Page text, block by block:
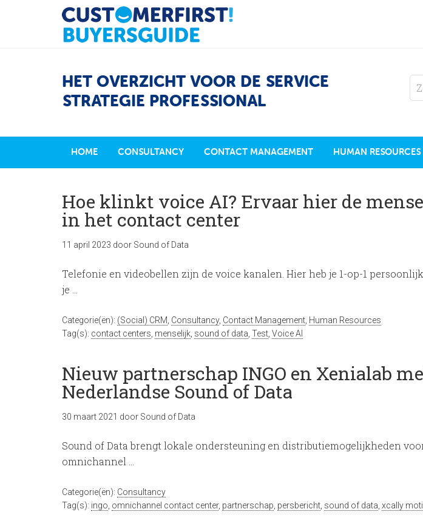
HET OVERZICHT VOOR DE SERVICE
STRATEGIE PROFESSIONAL
HOME CONSULTANCY CONTACT MANAGEMENT HUMAN RESOURCES
Hoe klinkt voice AI? Ervaar hier de
in het contact center
11 april 2023 door Sound of Data
Telefonie en videobellen zijn de voice kanalen. Hier heb je 1-op-1
je …
Categorie(ën): (Social) CRM Consultancy, Contact Management Human Resources
Tag(s): contact centers menselijk sound of data Test Voice AI
Nieuw partnerschap INGO en Xenialab
Nederlandse Sound of Data
30 maart 2021 door Sound of Data
Sound of Data brengt lokale ondersteuning en distributiemogelijkheden
omnichannel …
Categorie(ën): Consultancy
Tag(s): ingo omnichannel contact center, partnerschap persbericht sound of data xcally